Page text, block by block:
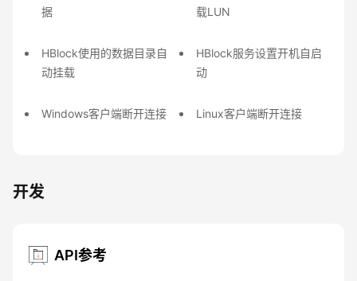
据
载LUN
HBlock使用的数据目录自
动挂载
HBlock服务设置开机自启
动
Windows客户端断开连接 Linux客户端断开连接
开发
API参考